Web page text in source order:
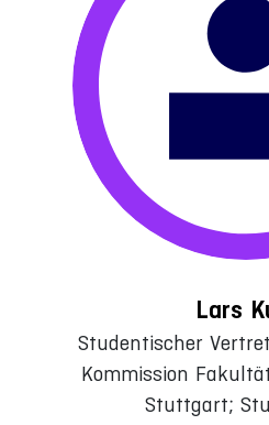
Lars
Studentischer
Kommission
Stuttgart;